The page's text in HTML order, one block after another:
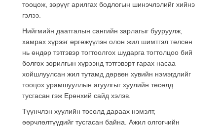
тооцож, зөрүүг арилгах бодлогын шинэчлэлийг хийнэ
гэлээ.
Нийгмийн даатгалын сангийн зарлагыг бууруулж,
хамрах хүрээг өргөжүүлэн олон жил шимтгэл төлсөн
нь өндөр тэтгэвэр тогтоолгох шударга тогтолцоо бий
болгох зорилгын хүрээнд тэтгэвэрт гарах насаа
хойшлуулсан жил тутамд дөрвөн хувийн нэмэгдлийг
тооцох урамшууллын агуулгыг хуулийн төсөлд
тусгасан гэж Ерөнхий сайд хэлэв.
Түүнчлэн хуулийн төсөлд дараах нэмэлт,
өөрчлөлтүүдийг тусгасан байна. Ажил олгогчийн